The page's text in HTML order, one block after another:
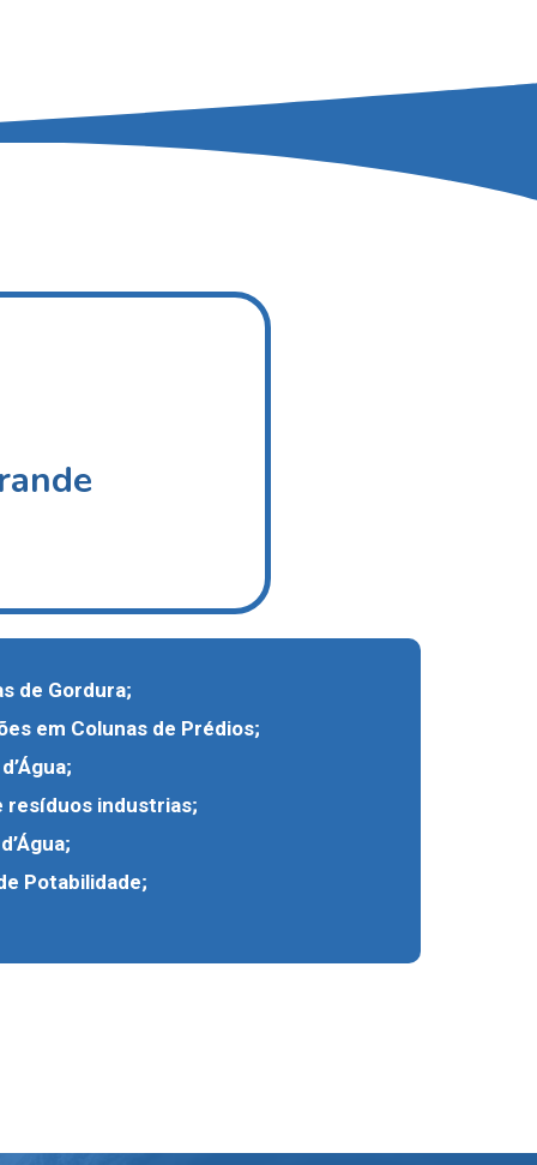
de Gordura;
em Colunas de Prédios;
resíduos industrias;
Potabilidade;